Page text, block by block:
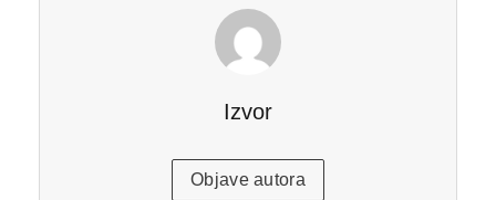
Izvor
Objave autora